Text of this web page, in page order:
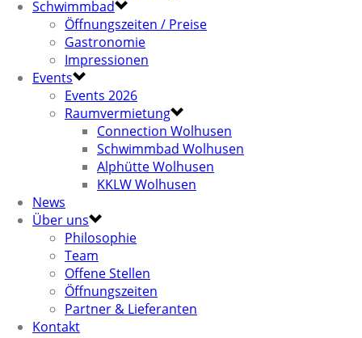
Schwimmbad
Öffnungszeiten / Preise
Gastronomie
Impressionen
Events
Events 2026
Raumvermietung
Connection Wolhusen
Schwimmbad Wolhusen
Alphütte Wolhusen
KKLW Wolhusen
News
Über uns
Philosophie
Team
Offene Stellen
Öffnungszeiten
Partner & Lieferanten
Kontakt